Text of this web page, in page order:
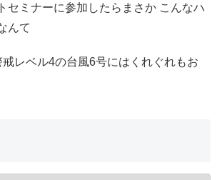
セミナーに参加したらまさか こんなハ
んて
レベル4の台風6号にはくれぐれもお